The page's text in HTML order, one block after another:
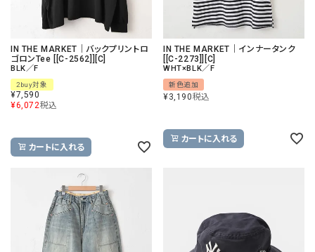
IN THE MARKET｜バックプリントロ
ゴロンTee [[C-2562]][C]
BLK／F
2buy対象
¥7,590
¥6,072税込
カートに入れる
IN THE MARKET｜インナータンク
[[C-2273]][C]
WHT×BLK／F
新色追加
¥3,190税込
カートに入れる